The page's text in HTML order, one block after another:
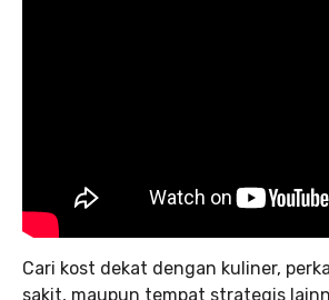
Cari kost dekat dengan kuliner,
sakit, maupun tempat strategis